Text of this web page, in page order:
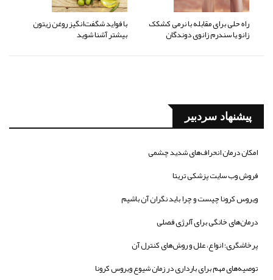
راه حلی برای مقابله با نرمی کشکک
زانو یا سندرم زانوی دوندگان
با فواید شگفت‌انگیز روغن زیتون
بیشتر آشنا شوید
پیشنهاد سردبیر
امکان درمان انحراف‌های شدید چشمی
فروش وب سایت پزشکی تریتا
ویروس کرونا چیست و چرا باید نگران آن باشیم
درمان‌های خانگی برای آلرژی فصلی
پرخاشگری؛ انواع، علل و روش‌های کنترل آن
توصیه‌های مهم برای بارداری در زمان شیوع ویروس کرونا